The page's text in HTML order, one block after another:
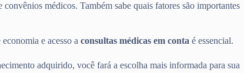
médicos. Também sabe quais fatores são importantes
e acesso a consultas médicas em conta é essencial.
adquirido, você fará a escolha mais informada para sua